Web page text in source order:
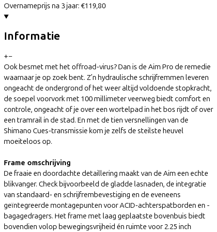
Overnameprijs na 3 jaar: €119,80
Informatie
+−
Ook besmet met het offroad-virus? Dan is de Aim Pro de remedie
waarnaar je op zoek bent. Z’n hydraulische schrijfremmen leveren
ongeacht de ondergrond of het weer altijd voldoende stopkracht,
de soepel voorvork met 100 millimeter veerweg biedt comfort en
controle, ongeacht of je over een wortelpad in het bos rijdt of over
een tramrail in de stad. En met de tien versnellingen van de
Shimano Cues-transmissie kom je zelfs de steilste heuvel
moeiteloos op.
Frame omschrijving
De fraaie en doordachte detaillering maakt van de Aim een echte
blikvanger. Check bijvoorbeeld de gladde lasnaden, de integratie
van standaard- en schrijfrembevestiging en de eveneens
geïntegreerde montagepunten voor ACID-achterspatborden en -
bagagedragers. Het frame met laag geplaatste bovenbuis biedt
bovendien volop bewegingsvrijheid én ruimte voor 2.25 inch